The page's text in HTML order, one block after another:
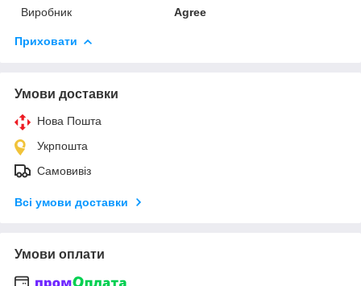
Виробник
Agree
Приховати
Умови доставки
Нова Пошта
Укрпошта
Самовивіз
Всі умови доставки
Умови оплати